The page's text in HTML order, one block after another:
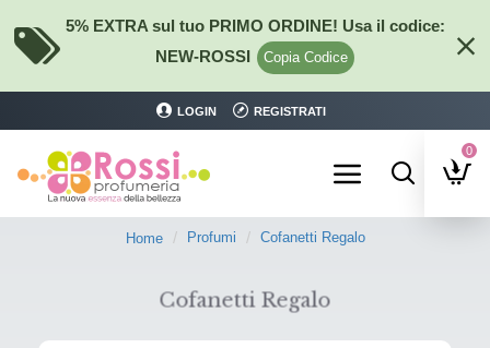
5% EXTRA sul tuo PRIMO ORDINE! Usa il codice:
NEW-ROSSI
Copia Codice
LOGIN REGISTRATI
0
Home Profumi Cofanetti Regalo
Cofanetti Regalo